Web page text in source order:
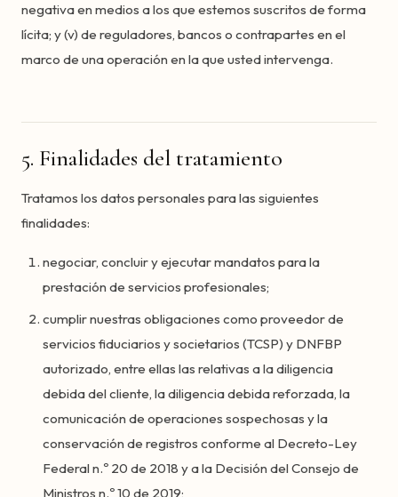
negativa en medios a los que estemos suscritos de forma
lícita; y (v) de reguladores, bancos o contrapartes en el
marco de una operación en la que usted intervenga.
5. Finalidades del tratamiento
Tratamos los datos personales para las siguientes
finalidades:
negociar, concluir y ejecutar mandatos para la
prestación de servicios profesionales;
cumplir nuestras obligaciones como proveedor de
servicios fiduciarios y societarios (TCSP) y DNFBP
autorizado, entre ellas las relativas a la diligencia
debida del cliente, la diligencia debida reforzada, la
comunicación de operaciones sospechosas y la
conservación de registros conforme al Decreto-Ley
Federal n.º 20 de 2018 y a la Decisión del Consejo de
Ministros n.º 10 de 2019;